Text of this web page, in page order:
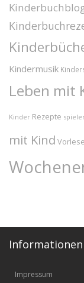
Kindermusik
Leben mit
Kinder Rezepte
mit Kind
Informationen
Impressum